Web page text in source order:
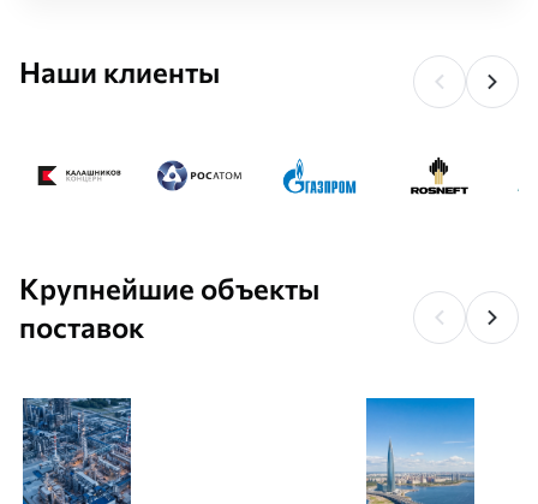
Наши клиенты
Крупнейшие объекты
поставок